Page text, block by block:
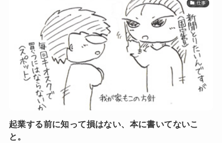
仕事
起業する前に知って損はない、本に書いてないこ
と。